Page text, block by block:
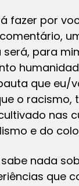
fazer por
será, para
que
o
nas
e do
nada
que